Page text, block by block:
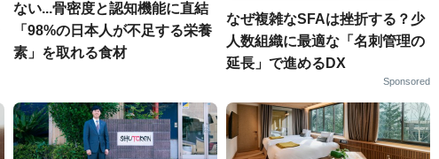
ない...骨密度と認知機能に直結
「98%の日本人が不足する栄養
素」を取れる食材
なぜ複雑なSFAは挫折する？少
人数組織に最適な「名刺管理の
延長」で進めるDX
Sponsored